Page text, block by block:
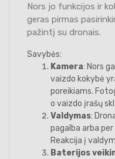
Nors jo funkcijos ir
geras pirmas
pažintį su dronais.
Savybės:
Kamera: Nors
vaizdo kokybė
poreikiams.
o vaizdo įrašų
Valdymas:
pagalba arba
Reakcija į
Baterijos